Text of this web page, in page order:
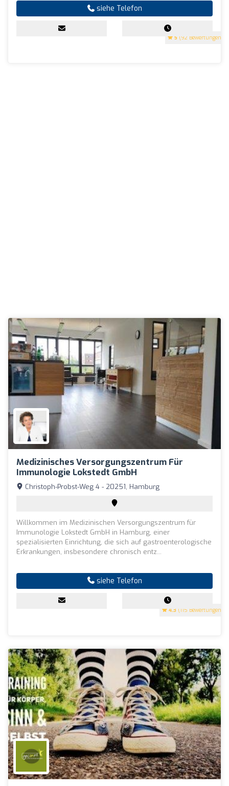
5 (92 Bewertungen)
siehe Telefon
Medizinisches Versorgungszentrum Für
Immunologie Lokstedt GmbH
4.3 (115 Bewertungen)
Christoph-Probst-Weg 4 - 20251, Hamburg
Willkommen im Medizinischen Versorgungszentrum für
Immunologie Lokstedt GmbH in Hamburg, einer
spezialisierten Einrichtung, die sich auf gastroenterologische
Erkrankungen, insbesondere chronisch entz...
siehe Telefon